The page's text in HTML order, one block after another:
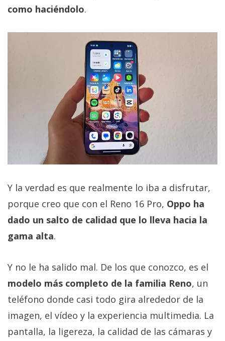
como haciéndolo.
Y la verdad es que realmente lo iba a disfrutar,
porque creo que con el Reno 16 Pro, Oppo ha
dado un salto de calidad que lo lleva hacia la
gama alta.
Y no le ha salido mal. De los que conozco, es el
modelo más completo de la familia Reno, un
teléfono donde casi todo gira alrededor de la
imagen, el vídeo y la experiencia multimedia. La
pantalla, la ligereza, la calidad de las cámaras y